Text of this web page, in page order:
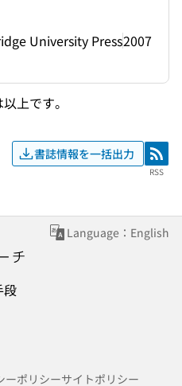
University Press2007
上です。
書誌情報を一括出力 RSS
RSS
Language：English
段
ーポリシーサイトポリシー